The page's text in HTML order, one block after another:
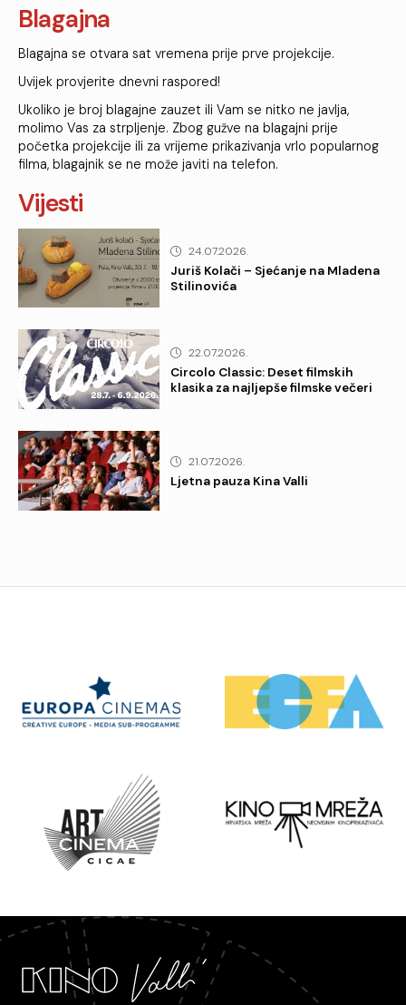
Blagajna
Blagajna se otvara sat vremena prije prve projekcije.
Uvijek provjerite dnevni raspored!
Ukoliko je broj blagajne zauzet ili Vam se nitko ne javlja,
molimo Vas za strpljenje. Zbog gužve na blagajni prije
početka projekcije ili za vrijeme prikazivanja vrlo popularnog
filma, blagajnik se ne može javiti na telefon.
Vijesti
24.07.2026.
Juriš Kolači – Sjećanje na Mladena
Stilinovića
22.07.2026.
Circolo Classic: Deset filmskih
klasika za najljepše filmske večeri
21.07.2026.
Ljetna pauza Kina Valli